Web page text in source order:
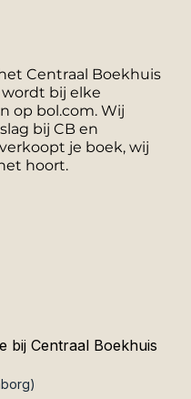
Centraal Boekhuis
wordt bij elke
op bol.com. Wij
bij CB en
je boek, wij
hoort.
bij Centraal Boekhuis